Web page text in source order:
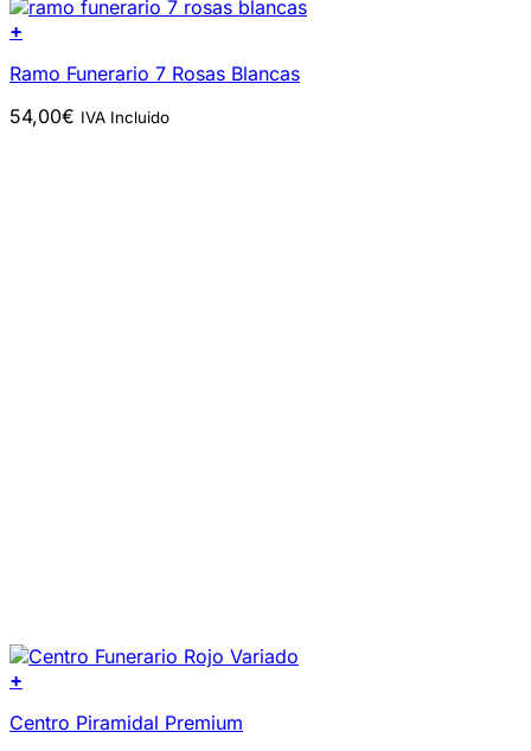
+
Ramo Funerario 7 Rosas Blancas
54,00€ IVA Incluido
+
Centro Piramidal Premium